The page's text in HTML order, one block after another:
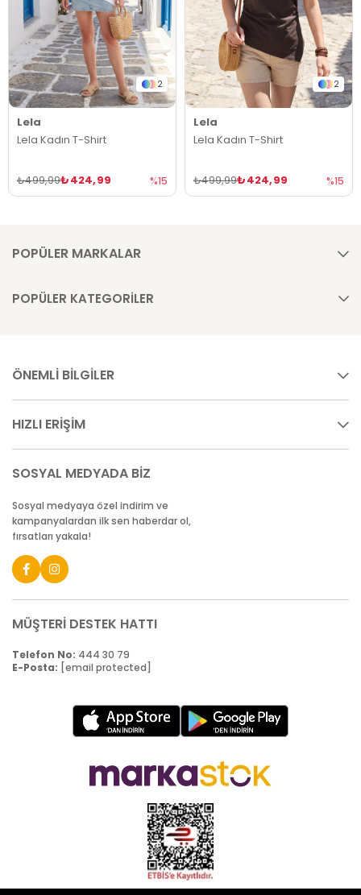
2
Lela
Lela Kadın T-Shirt
₺424,99
₺499,99 %15
2
Lela
Lela Kadın T-Shirt
₺424,99
₺499,99 %15
POPÜLER MARKALAR
POPÜLER KATEGORİLER
ÖNEMLİ BİLGİLER
HIZLI ERİŞİM
SOSYAL MEDYADA BİZ
Sosyal medyaya özel indirim ve
kampanyalardan ilk sen haberdar ol,
fırsatları yakala!
MÜŞTERİ DESTEK HATTI
Telefon No: 444 30 79
E-Posta: [email protected]